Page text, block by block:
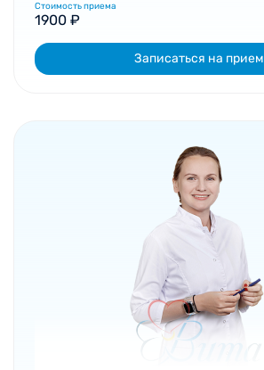
Стоимость приема
1900 ₽
Записаться на прием